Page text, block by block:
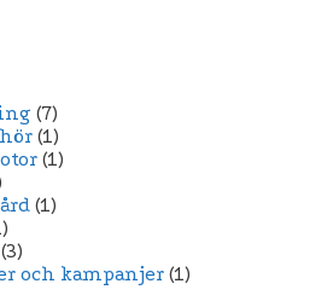
(7)
(1)
(1)
(1)
(3)
och kampanjer (1)